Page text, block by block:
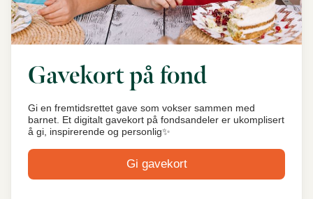
Gavekort på fond
Gi en fremtidsrettet gave som vokser sammen med
barnet. Et digitalt gavekort på fondsandeler er ukomplisert
å gi, inspirerende og personlig✨
Gi gavekort